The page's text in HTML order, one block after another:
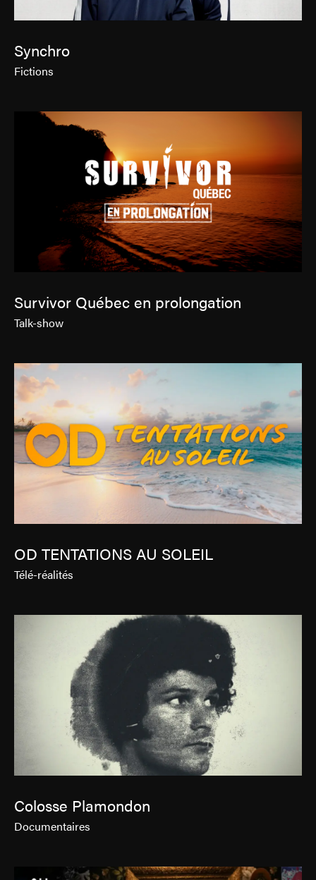
Synchro
Fictions
Survivor Québec en prolongation
Talk-show
OD TENTATIONS AU SOLEIL
Télé-réalités
Colosse Plamondon
Documentaires